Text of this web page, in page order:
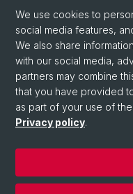
Philosophisch-Historische
Liens utiles
Études à la Philosophisch-
© Université de Bâle
We use cookies to
social media features,
We also share
with our social media,
partners may combine
that you have provided
as part of your use of
Privacy policy.